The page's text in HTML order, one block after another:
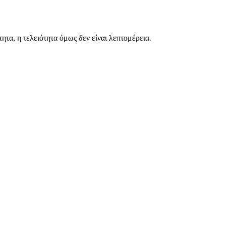
η τελειότητα όμως δεν είναι λεπτομέρεια.